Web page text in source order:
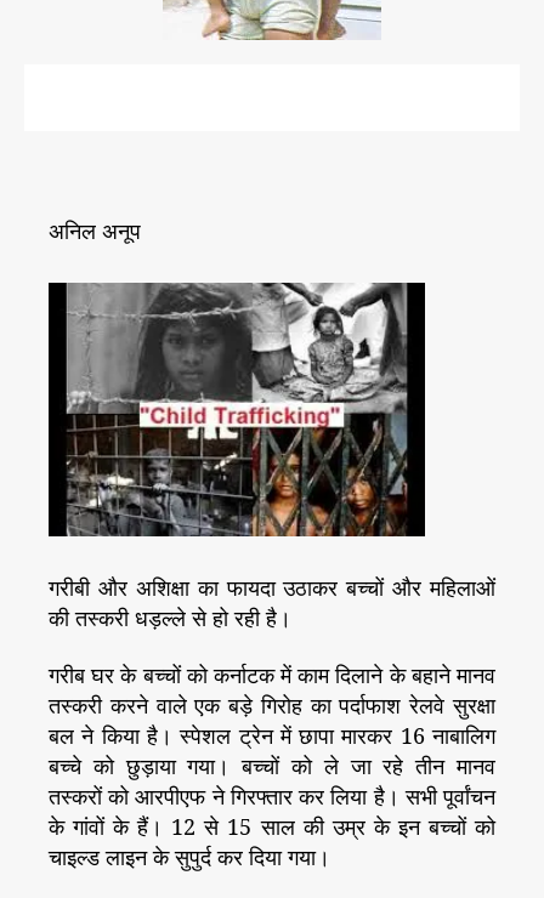
अनिल अनूप
गरीबी और अशिक्षा का फायदा उठाकर बच्चों और महिलाओं
की तस्करी धड़ल्ले से हो रही है।
गरीब घर के बच्चों को कर्नाटक में काम दिलाने के बहाने मानव
तस्करी करने वाले एक बड़े गिरोह का पर्दाफाश रेलवे सुरक्षा
बल ने किया है। स्पेशल ट्रेन में छापा मारकर 16 नाबालिग
बच्चे को छुड़ाया गया। बच्चों को ले जा रहे तीन मानव
तस्करों को आरपीएफ ने गिरफ्तार कर लिया है। सभी पूर्वांचन
के गांवों के हैं। 12 से 15 साल की उम्र के इन बच्चों को
चाइल्ड लाइन के सुपुर्द कर दिया गया।